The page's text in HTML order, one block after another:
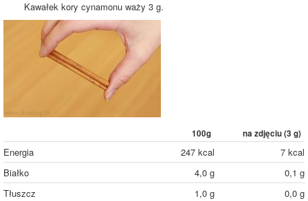
Kawałek kory cynamonu waży 3 g.
100g na zdjęciu (3 g)
Energia 247 kcal
7 kcal
Białko
4,0 g
0,1 g
Tłuszcz
1,0 g
0,0 g